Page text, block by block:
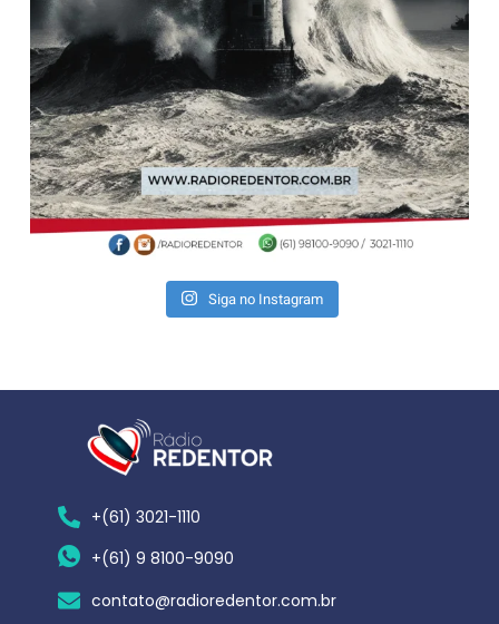
Siga no Instagram
+(61) 3021-1110
+(61) 9 8100-9090
contato@radioredentor.com.br